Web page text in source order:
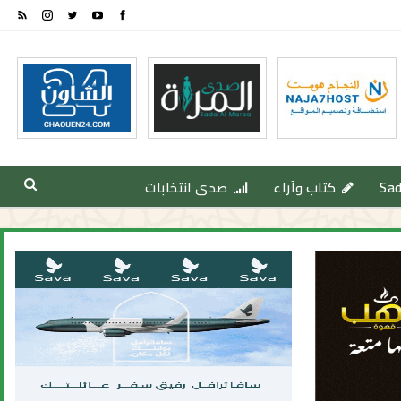
كتاب وآراء صدى انتخابات